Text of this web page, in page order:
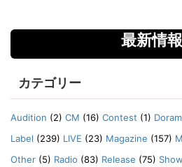
最新情報
カテゴリー
Audition (2) CM (16) Contest (1)
Label (239) LIVE (23) Magazine (157)
Other (5) Radio (83) Release (75) Show